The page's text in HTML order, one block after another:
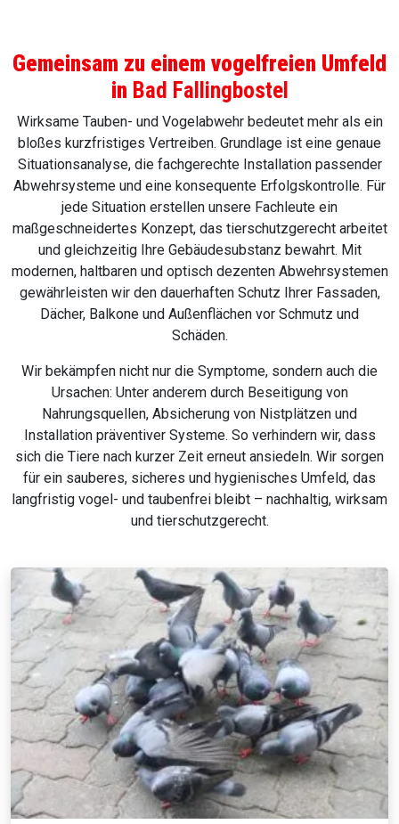
Gemeinsam zu einem vogelfreien Umfeld
in Bad Fallingbostel
Wirksame Tauben- und Vogelabwehr bedeutet mehr als ein
bloßes kurzfristiges Vertreiben. Grundlage ist eine genaue
Situationsanalyse, die fachgerechte Installation passender
Abwehrsysteme und eine konsequente Erfolgskontrolle. Für
jede Situation erstellen unsere Fachleute ein
maßgeschneidertes Konzept, das tierschutzgerecht arbeitet
und gleichzeitig Ihre Gebäudesubstanz bewahrt. Mit
modernen, haltbaren und optisch dezenten Abwehrsystemen
gewährleisten wir den dauerhaften Schutz Ihrer Fassaden,
Dächer, Balkone und Außenflächen vor Schmutz und
Schäden.
Wir bekämpfen nicht nur die Symptome, sondern auch die
Ursachen: Unter anderem durch Beseitigung von
Nahrungsquellen, Absicherung von Nistplätzen und
Installation präventiver Systeme. So verhindern wir, dass
sich die Tiere nach kurzer Zeit erneut ansiedeln. Wir sorgen
für ein sauberes, sicheres und hygienisches Umfeld, das
langfristig vogel- und taubenfrei bleibt – nachhaltig, wirksam
und tierschutzgerecht.